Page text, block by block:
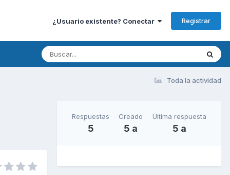
¿Usuario existente? Conectar Registrar
Toda la actividad
Respuestas
5
Creado
5 a
Última respuesta
5 a